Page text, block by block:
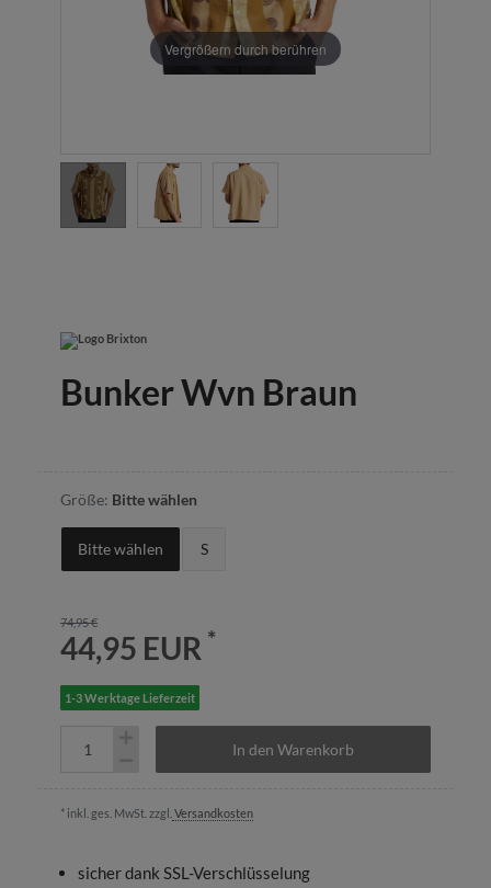
Vergrößern durch berühren
Bunker Wvn Braun
Größe: Bitte wählen
Bitte wählen S
74,95 €
44,95 EUR *
1-3 Werktage Lieferzeit
In den Warenkorb
* inkl. ges. MwSt. zzgl. Versandkosten
sicher dank SSL-Verschlüsselung